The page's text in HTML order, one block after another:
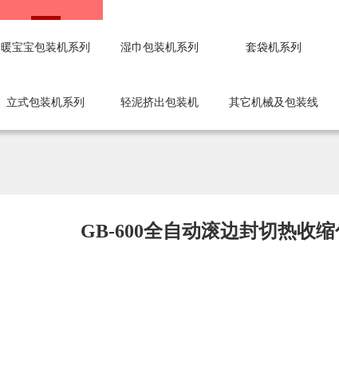
暖宝宝包装机系列 湿巾包装机系列 套袋机系列
立式包装机系列 轻泥挤出包装机 其它机械及包装线
GB-600全自动滚边封切热收缩